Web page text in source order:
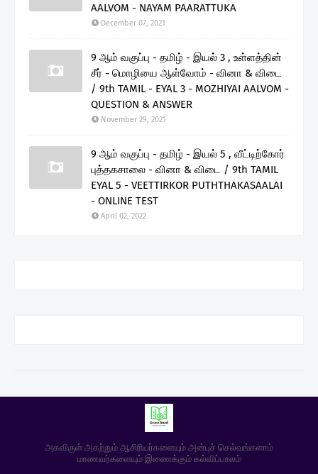
AALVOM - NAYAM PAARATTUKA
December 07, 2021
9 ஆம் வகுப்பு - தமிழ் - இயல் 3 , உள்ளத்தின்
சீர் - மொழியை ஆள்வோம் - வினா & விடை
/ 9th TAMIL - EYAL 3 - MOZHIYAI AALVOM -
QUESTION & ANSWER
November 29, 2021
9 ஆம் வகுப்பு - தமிழ் - இயல் 5 , வீட்டிற்கோர்
புத்தகசாலை - வினா & விடை / 9th TAMIL
EYAL 5 - VEETTIRKOR PUTHTHAKASAALAI
- ONLINE TEST
April 02, 2022
அகவிருள் அகற்றும் ஆசிரியர்களையும் அன்புச் செல்வங்களாம்
மாணவர்களையும் இணைக்கும் கல்விப்பாலம்